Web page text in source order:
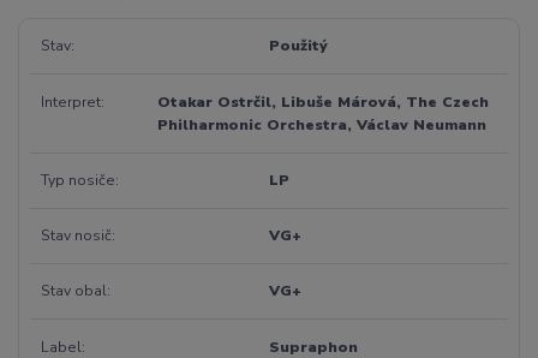
Stav Použitý
Interpret
Otakar Ostrčil, Libuše Márová, The Czech
Philharmonic Orchestra, Václav Neumann
Typ nosiče LP
Stav nosič VG+
Stav obal VG+
Label Supraphon